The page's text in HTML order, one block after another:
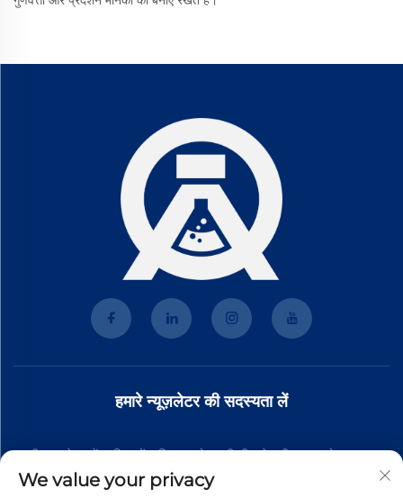
हमारे न्यूज़लेटर की सदस्यता लें
हमारी न्यूज़लेटर में शामिल हों ताकि आपको हमारी टीम से नवीनतम उद्योग समाचार,
अपडेट और अंतर्दृष्टि प्राप्त हो।
We value your privacy